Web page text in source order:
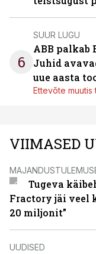
6
SUUR LUGU
ABB palkab
Juhid
uue aasta
Ettevõte muutis
VIIMASED
Tugeva
Fractory jäi veel
20 miljonit”
UUDISED